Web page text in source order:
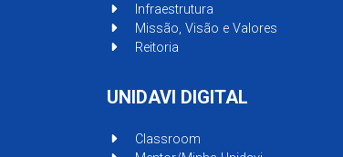
Infraestrutura
Missão, Visão e Valores
Reitoria
UNIDAVI DIGITAL
Classroom